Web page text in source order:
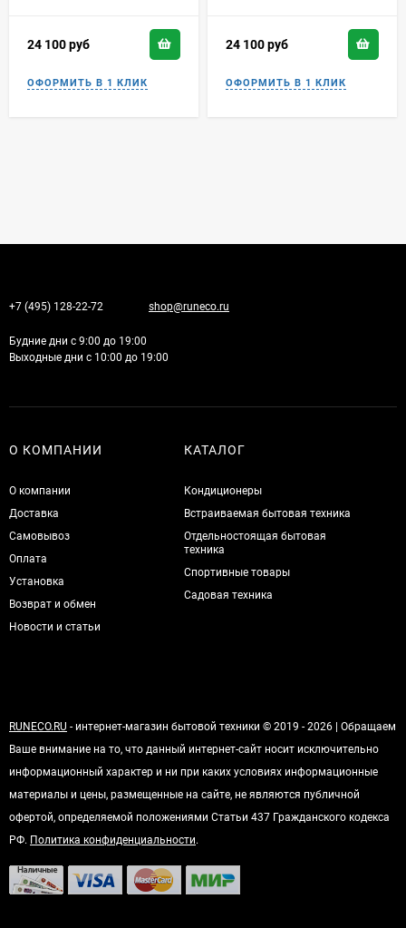
24 100руб 24 100руб
+7 (495) 128-22-72 shop@runeco.ru
Будние дни с 9:00 до 19:00
Выходные дни с 10:00 до 19:00
О КОМПАНИИ
О компании
Доставка
Самовывоз
Оплата
Установка
Возврат и обмен
Новости и статьи
КАТАЛОГ
Кондиционеры
Встраиваемая бытовая техника
Отдельностоящая бытовая
техника
Спортивные товары
Садовая техника
RUNECO.RU - интернет-магазин бытовой техники © 2019 - 2026 | Обращаем
Ваше внимание на то, что данный интернет-сайт носит исключительно
информационный характер и ни при каких условиях информационные
материалы и цены, размещенные на сайте, не являются публичной
офертой, определяемой положениями Статьи 437 Гражданского кодекса
РФ. Политика конфиденциальности.